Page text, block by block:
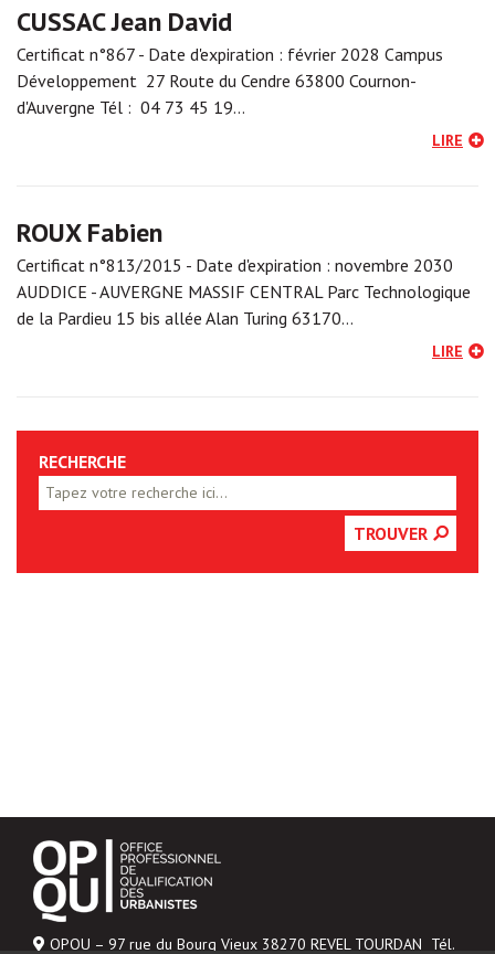
CUSSAC Jean David
Certificat n°867 - Date d'expiration : février 2028 Campus
Développement 27 Route du Cendre 63800 Cournon-
d'Auvergne Tél : 04 73 45 19…
LIRE
ROUX Fabien
Certificat n°813/2015 - Date d'expiration : novembre 2030
AUDDICE - AUVERGNE MASSIF CENTRAL Parc Technologique
de la Pardieu 15 bis allée Alan Turing 63170…
LIRE
RECHERCHE
TROUVER
OPQU – 97 rue du Bourg Vieux 38270 REVEL TOURDAN Tél.